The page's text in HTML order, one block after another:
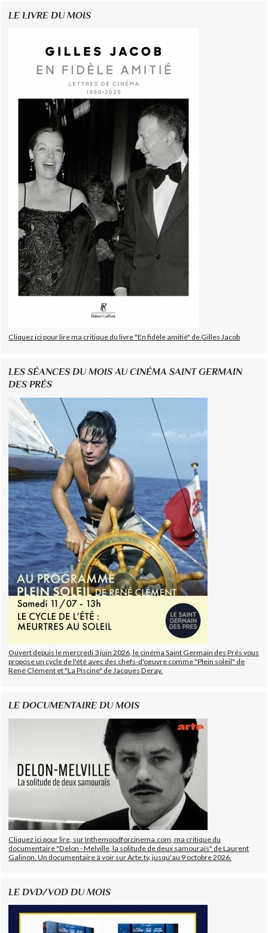
LE LIVRE DU MOIS
Cliquez ici pour lire ma critique du livre "En fidèle amitié" de Gilles Jacob
LES SÉANCES DU MOIS AU CINÉMA SAINT GERMAIN
DES PRÉS
Ouvert depuis le mercredi 3 juin 2026, le cinéma Saint Germain des Prés vous
propose un cycle de l'été avec des chefs-d'oeuvre comme "Plein soleil" de
René Clément et "La Piscine" de Jacques Deray.
LE DOCUMENTAIRE DU MOIS
Cliquez ici pour lire, sur Inthemoodforcinema.com, ma critique du
documentaire "Delon - Melville, la solitude de deux samouraïs" de Laurent
Galinon. Un documentaire à voir sur Arte.tv, jusqu'au 9 octobre 2026.
LE DVD/VOD DU MOIS